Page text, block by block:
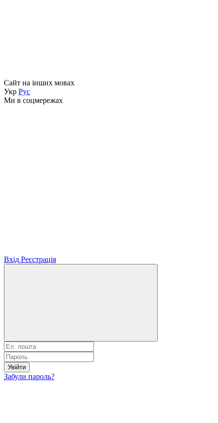
Сайт на інших мовах
Укр Рус
Ми в соцмережах
Вхід Реєстрація
Увійти
Забули пароль?